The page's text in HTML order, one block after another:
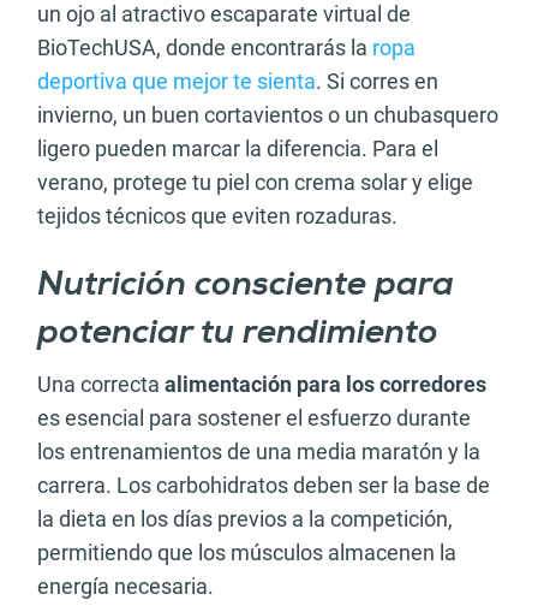
un ojo al atractivo escaparate virtual de
BioTechUSA, donde encontrarás la ropa
deportiva que mejor te sienta. Si corres en
invierno, un buen cortavientos o un chubasquero
ligero pueden marcar la diferencia. Para el
verano, protege tu piel con crema solar y elige
tejidos técnicos que eviten rozaduras.
Nutrición consciente para
potenciar tu rendimiento
Una correcta alimentación para los corredores
es esencial para sostener el esfuerzo durante
los entrenamientos de una media maratón y la
carrera. Los carbohidratos deben ser la base de
la dieta en los días previos a la competición,
permitiendo que los músculos almacenen la
energía necesaria.